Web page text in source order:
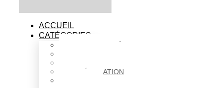
ACCUEIL
CATÉGORIES
ÉDUCATION